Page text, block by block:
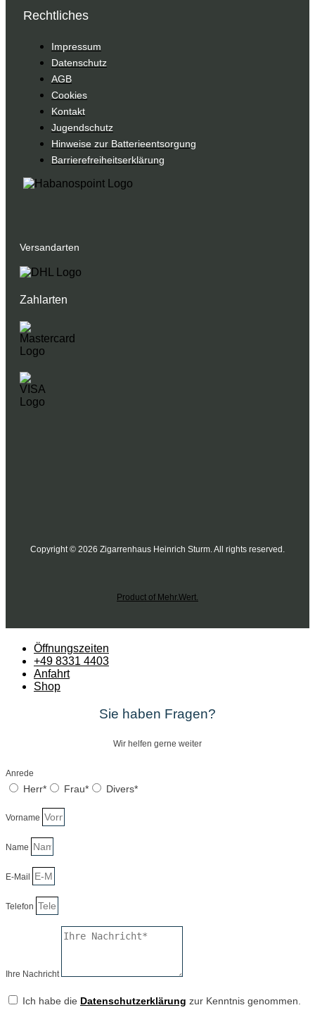
Rechtliches
Impressum
Datenschutz
AGB
Cookies
Kontakt
Jugendschutz
Hinweise zur Batterieentsorgung
Barrierefreiheitserklärung
Versandarten
Zahlarten
Copyright © 2026 Zigarrenhaus Heinrich Sturm. All rights reserved.
Product of Mehr.Wert.
Öffnungszeiten
+49 8331 4403
Anfahrt
Shop
Sie haben Fragen?
Wir helfen gerne weiter
Anrede
Herr* Frau* Divers*
Vorname
Name
E-Mail
Telefon
Ihre Nachricht
Ich habe die Datenschutzerklärung zur Kenntnis genommen.